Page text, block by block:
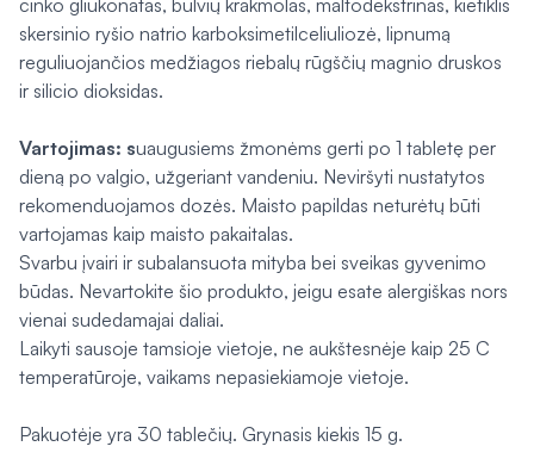
cinko gliukonatas, bulvių krakmolas, maltodekstrinas, kietiklis
skersinio ryšio natrio karboksimetilceliuliozė, lipnumą
reguliuojančios medžiagos riebalų rūgščių magnio druskos
ir silicio dioksidas.
Vartojimas: suaugusiems žmonėms gerti po 1 tabletę per
dieną po valgio, užgeriant vandeniu. Neviršyti nustatytos
rekomenduojamos dozės. Maisto papildas neturėtų būti
vartojamas kaip maisto pakaitalas.
Svarbu įvairi ir subalansuota mityba bei sveikas gyvenimo
būdas. Nevartokite šio produkto, jeigu esate alergiškas nors
vienai sudedamajai daliai.
Laikyti sausoje tamsioje vietoje, ne aukštesnėje kaip 25 C
temperatūroje, vaikams nepasiekiamoje vietoje.
Pakuotėje yra 30 tablečių. Grynasis kiekis 15 g.